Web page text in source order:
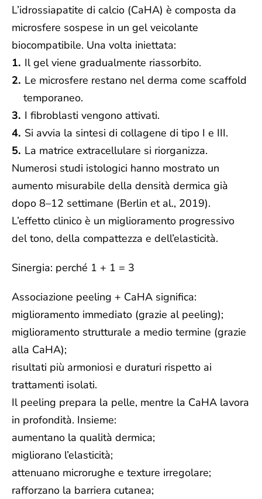
L’idrossiapatite di calcio (CaHA) è composta da
microsfere sospese in un gel veicolante
biocompatibile. Una volta iniettata:
Il gel viene gradualmente riassorbito.
Le microsfere restano nel derma come scaffold
temporaneo.
I fibroblasti vengono attivati.
Si avvia la sintesi di collagene di tipo I e III.
La matrice extracellulare si riorganizza.
Numerosi studi istologici hanno mostrato un
aumento misurabile della densità dermica già
dopo 8–12 settimane (Berlin et al., 2019).
L’effetto clinico è un miglioramento progressivo
del tono, della compattezza e dell’elasticità.
Sinergia: perché 1 + 1 = 3
Associazione peeling + CaHA significa:
miglioramento immediato (grazie al peeling);
miglioramento strutturale a medio termine (grazie
alla CaHA);
risultati più armoniosi e duraturi rispetto ai
trattamenti isolati.
Il peeling prepara la pelle, mentre la CaHA lavora
in profondità. Insieme:
aumentano la qualità dermica;
migliorano l’elasticità;
attenuano microrughe e texture irregolare;
rafforzano la barriera cutanea;